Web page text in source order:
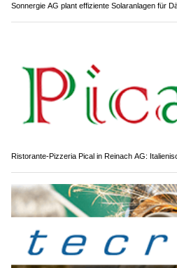
Sonnergie AG plant effiziente Solaranlagen für
Ristorante-Pizzeria Pical in Reinach AG: